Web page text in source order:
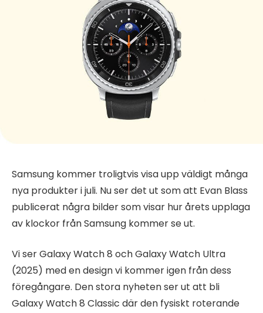
Samsung kommer troligtvis visa upp väldigt många
nya produkter i juli. Nu ser det ut som att Evan Blass
publicerat några bilder som visar hur årets upplaga
av klockor från Samsung kommer se ut.
Vi ser Galaxy Watch 8 och Galaxy Watch Ultra
(2025) med en design vi kommer igen från dess
föregångare. Den stora nyheten ser ut att bli
Galaxy Watch 8 Classic där den fysiskt roterande